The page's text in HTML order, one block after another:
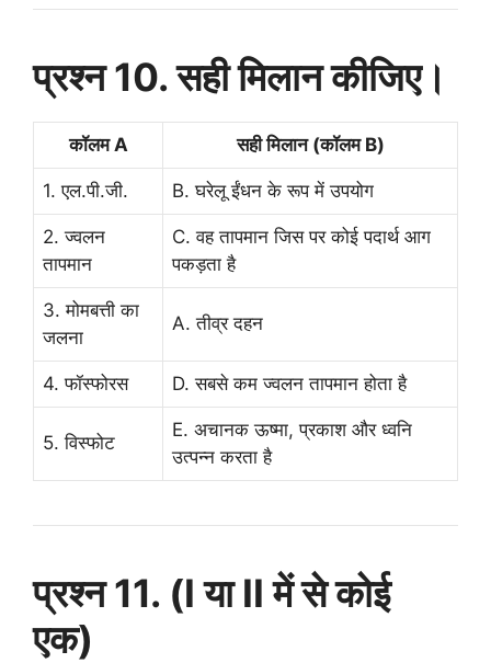
प्रश्न 10. सही मिलान कीजिए।
कॉलम A सही मिलान (कॉलम B)
1. एल.पी.जी. B. घरेलू ईंधन के रूप में उपयोग
2. ज्वलन
तापमान
C. वह तापमान जिस पर कोई पदार्थ आग
पकड़ता है
3. मोमबत्ती का
जलना
A. तीव्र दहन
4. फॉस्फोरस D. सबसे कम ज्वलन तापमान होता है
5. विस्फोट
E. अचानक ऊष्मा, प्रकाश और ध्वनि
उत्पन्न करता है
प्रश्न 11. (I या II में से कोई
एक)